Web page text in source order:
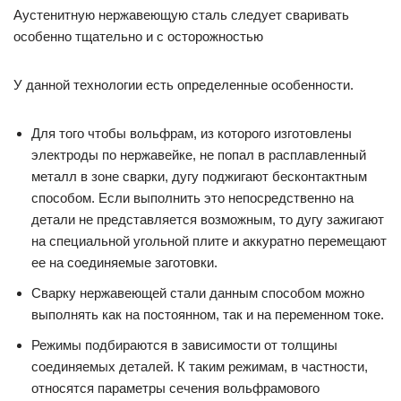
Аустенитную нержавеющую сталь следует сваривать
особенно тщательно и с осторожностью
У данной технологии есть определенные особенности.
Для того чтобы вольфрам, из которого изготовлены
электроды по нержавейке, не попал в расплавленный
металл в зоне сварки, дугу поджигают бесконтактным
способом. Если выполнить это непосредственно на
детали не представляется возможным, то дугу зажигают
на специальной угольной плите и аккуратно перемещают
ее на соединяемые заготовки.
Сварку нержавеющей стали данным способом можно
выполнять как на постоянном, так и на переменном токе.
Режимы подбираются в зависимости от толщины
соединяемых деталей. К таким режимам, в частности,
относятся параметры сечения вольфрамового